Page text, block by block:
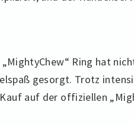
Ring hat
gesorgt. Trotz
auf der offiziellen